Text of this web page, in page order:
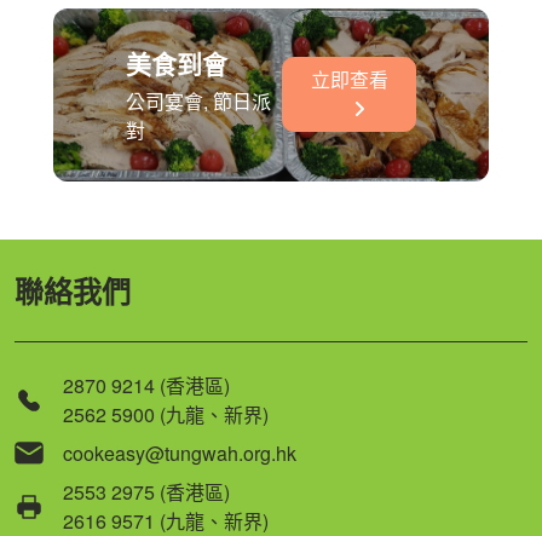
美食到會
公司宴會, 節日派
對
立即查看
聯絡我們
2870 9214 (香港區)
2562 5900 (九龍、新界)
cookeasy@tungwah.org.hk
2553 2975 (香港區)
2616 9571 (九龍、新界)